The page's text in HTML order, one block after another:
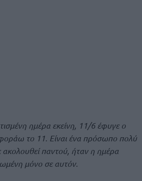
ημέρα εκείνη, 11/6 έφυγε ο
το 11. Είναι ένα πρόσωπο πολύ
ακολουθεί παντού, ήταν η ημέρα
μόνο σε αυτόν.